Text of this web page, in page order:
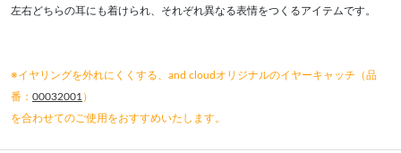
左右どちらの耳にも着けられ、それぞれ異なる表情をつくるアイテムです。
※イヤリングを外れにくくする、and cloudオリジナルのイヤーキャッチ（品
番： 00032001 ）
を合わせてのご使用をおすすめいたします。